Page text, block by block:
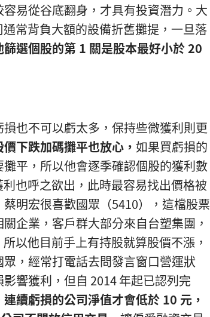
易從谷底翻身，才具有投資潛力。大
常背負大額的設備折舊攤提，一旦落
篩選個股的第 1 關是股本最好小於 20
也不可以虧太多，保持些微獲利則更
價下跌加碼攤平也放心， 如果買虧損的
平，所以他會逐季確認個股的獲利數
也呼之欲出，此時最容易找出價格被
明宏很喜歡國眾（5410），這檔股票
企業，客戶群大部分來自台塑集團，
以他目前手上有持股就算股價不漲，
，經常打電話去問發言窗口營運狀
響獲利，但自 2014 年起已認列完
連續虧損的公司淨值才會低於 10 元，